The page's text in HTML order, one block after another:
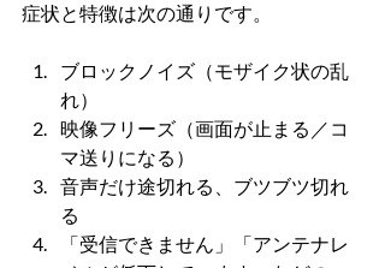
症状と特徴は次の通りです。
ブロックノイズ（モザイク状の乱
れ）
映像フリーズ（画面が止まる／コ
マ送りになる）
音声だけ途切れる、ブツブツ切れ
る
「受信できません」「アンテナレ